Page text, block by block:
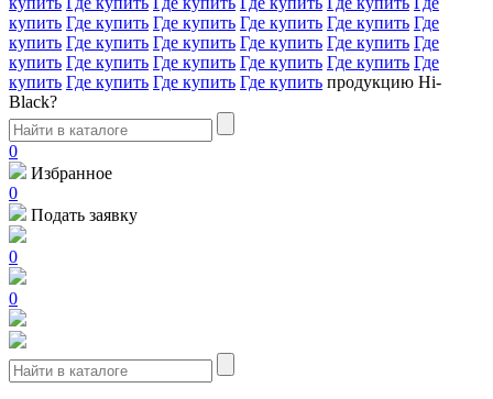
купить Где купить Где купить Где купить Где купить Где
купить Где купить Где купить Где купить Где купить Где
купить Где купить Где купить Где купить Где купить Где
купить Где купить Где купить Где купить продукцию Hi-
Black?
0
Избранное
0
Подать заявку
0
0